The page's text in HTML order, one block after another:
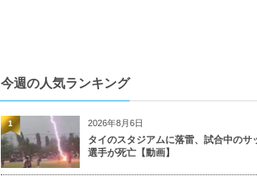
今週の人気ランキング
2026年8月6日
タイのスタジアムに落雷、試合中のサ
選手が死亡【動画】
1